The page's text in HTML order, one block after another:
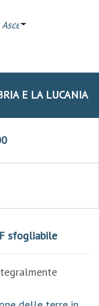
E LA LUCANIA
sfogliabile